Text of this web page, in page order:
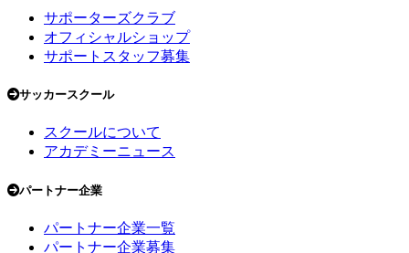
サポーターズクラブ
オフィシャルショップ
サポートスタッフ募集
サッカースクール
スクールについて
アカデミーニュース
パートナー企業
パートナー企業一覧
パートナー企業募集